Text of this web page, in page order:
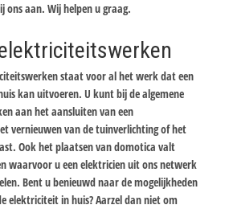
aan. Wij helpen u graag.
staat voor al het werk dat een
kan uitvoeren. U kunt bij de algemene
aan het aansluiten van een
vernieuwen van de tuinverlichting of het
Ook het plaatsen van domotica valt
waarvoor u een elektricien uit ons netwerk
Bent u benieuwd naar de mogelijkheden
elektriciteit in huis? Aarzel dan niet om